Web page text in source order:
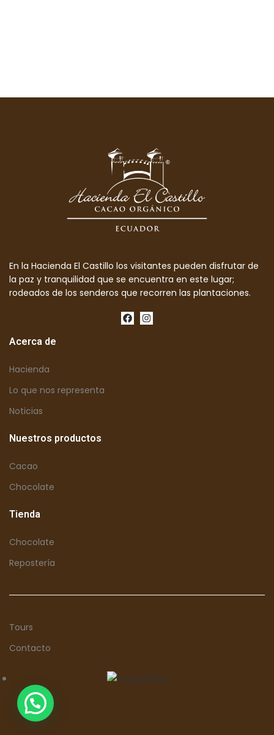
En la Hacienda El Castillo los visitantes pueden disfrutar de
la paz y tranquilidad que se encuentra en este lugar;
rodeados de los senderos que recorren las plantaciones.
Acerca de
Hacienda
Lo que nos representa
Noticias
Nuestros productos
Cacao
Chocolate
Tienda
Chocolate
Repostería
Tours
Contacto